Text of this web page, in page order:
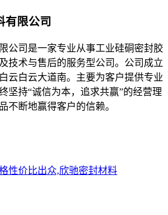
有限公司
公司是一家专业从事工业硅硐密封胶
技术与售后的服务型公司。公司成立
云白云大道南。主要为客户提供专业
坚持“诚信为本，追求共赢”的经营理
不断地赢得客户的信赖。
性价比出众,欣驰密封材料